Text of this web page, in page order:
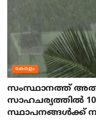
കേരളം
സംസ്ഥാനത്ത്
സാഹചര്യത്തിൽ 10
സ്ഥാപനങ്ങൾക്ക്